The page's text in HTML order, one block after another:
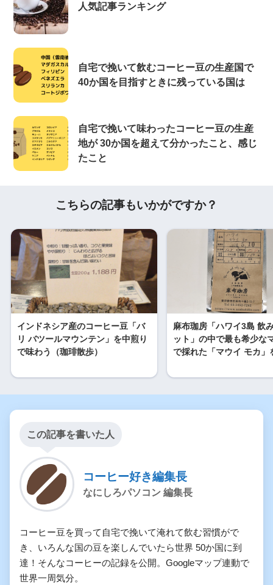
人気記事ランキング
自宅で挽いて飲むコーヒー豆の生産国で
40か国を目指すときに残っている国は
自宅で挽いて味わったコーヒー豆の生産
地が 30か国を超えて分かったこと、感じ
たこと
こちらの記事もいかがですか？
インドネシア産のコーヒー豆「バ
リ バツールマウンテン」を中煎り
で味わう（珈琲散歩）
麻布珈房「ハワイ3島 飲
ット」の中で最も希少な
で採れた「マウイ モカ」
この記事を書いた人
コーヒー好き編集長
なにしろパソコン 編集長
コーヒー豆を買って自宅で挽いて淹れて飲む習慣がで
き、いろんな国の豆を楽しんでいたら世界 50か国に到
達！そんなコーヒーの記録を公開。Googleマップ連動で
世界一周気分。